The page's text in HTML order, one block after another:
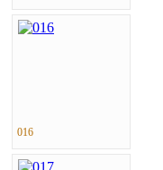
016